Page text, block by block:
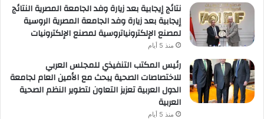
نتائج إيجابية بعد زيارة وفد الجامعة المصرية النتائج
إيجابية بعد زيارة وفد الجامعة المصرية الروسية
لمصنع الإلكترونياتروسية لمصنع الإلكترونيات
منذ 5 أيام
رئيس المكتب التنفيذي للمجلس العربي
للاختصاصات الصحية يبحث مع الأمين العام لجامعة
الدول العربية تعزيز التعاون لتطوير النظم الصحية
العربية
منذ 5 أيام